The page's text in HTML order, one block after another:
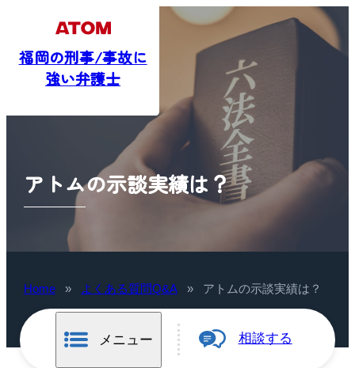
福岡の刑事/事故に
アトムの示談実績は？
Home » よくある質問Q&A » アトムの示談実績は？
メニュー 相談する